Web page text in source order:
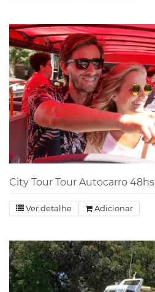
City Tour Tour Autocarro 48hs
Ver detalhe Adicionar